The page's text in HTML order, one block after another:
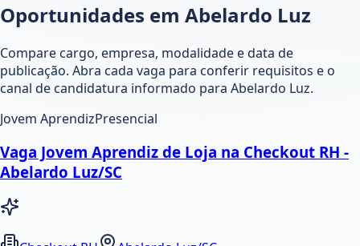
Oportunidades em Abelardo Luz
Compare cargo, empresa, modalidade e data de
publicação. Abra cada vaga para conferir requisitos e o
canal de candidatura informado para Abelardo Luz.
Jovem AprendizPresencial
Vaga Jovem Aprendiz de Loja na Checkout RH -
Abelardo Luz/SC